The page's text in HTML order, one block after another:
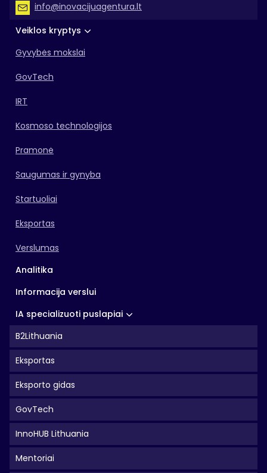
Veiklos kryptys
Gyvybės mokslai
GovTech
IRT
Kosmoso technologijos
Pramonė
Saugumas ir gynyba
Startuoliai
Eksportas
Verslumas
Analitika
Informacija verslui
IA specializuoti puslapiai
B2Lithuania
Eksportas
Eksporto gidas
GovTech
InnoHUB Lithuania
Mentoriai
info@inovacijuagentura.lt